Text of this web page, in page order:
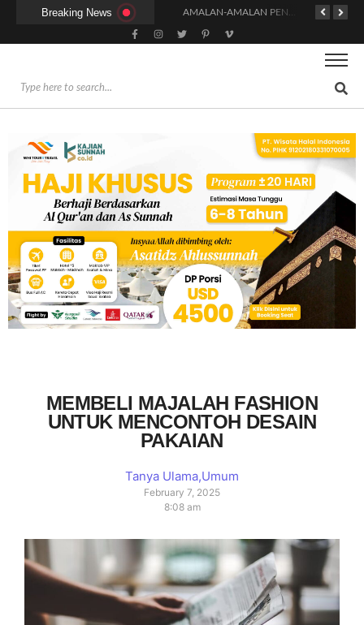
Breaking News
MEMBELI MAJALAH FASHION
UNTUK MENCONTOH DESAIN
PAKAIAN
Tanya Ulama,Umum
February 7, 2025
8:08 am